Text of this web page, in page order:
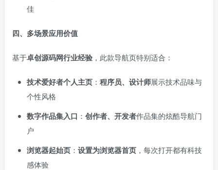
佳
四、多场景应用价值
基于卓创源码网行业经验，此款导航页特别适合：
技术爱好者个人主页 ： 程序员、设计师展示技术品味与
个性风格
数字作品集入口 ： 创作者、开发者作品集的炫酷导航门
户
浏览器起始页 ： 设置为浏览器首页 ，每次打开都有科技
感体验